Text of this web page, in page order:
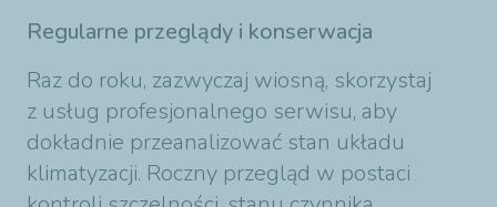
Regularne przeglądy i konserwacja
Raz do roku, zazwyczaj wiosną, skorzystaj
z usług profesjonalnego serwisu, aby
dokładnie przeanalizować stan układu
klimatyzacji. Roczny przegląd w postaci